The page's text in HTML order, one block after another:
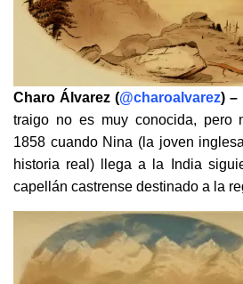
Charo Álvarez (@charoalvarez) –
traigo no es muy conocida, pero
1858 cuando Nina (la joven
historia real) llega a la India
capellán castrense destinado a la